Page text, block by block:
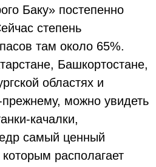
Баку» постепенно
степень
там около 65%.
Башкортостане,
областях и
можно увидеть
качалки,
самый ценный
располагает